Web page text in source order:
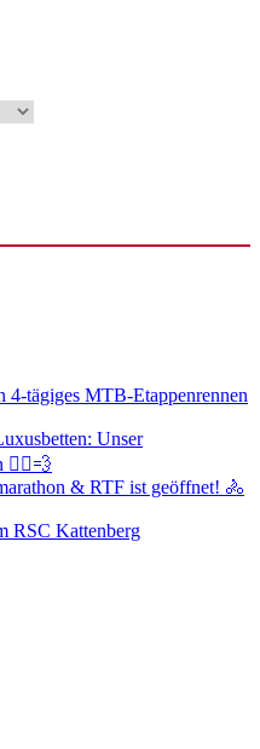
tägiges MTB-Etappenrennen
Unser
🚴‍♂️💨
& RTF ist geöffnet! 🚴
RSC Kattenberg